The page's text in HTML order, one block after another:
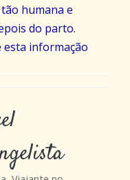
humana e
do parto.
esta informação